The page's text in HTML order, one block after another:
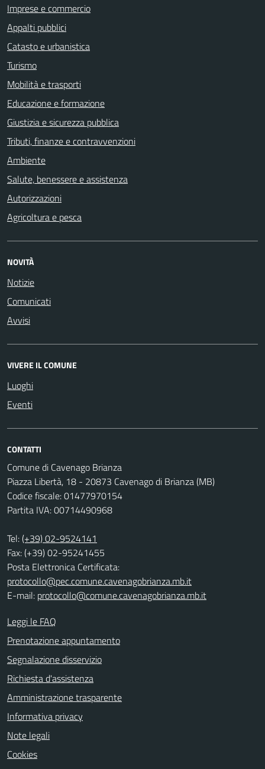
Imprese e commercio
Appalti pubblici
Catasto e urbanistica
Turismo
Mobilità e trasporti
Educazione e formazione
Giustizia e sicurezza pubblica
Tributi, finanze e contravvenzioni
Ambiente
Salute, benessere e assistenza
Autorizzazioni
Agricoltura e pesca
NOVITÀ
Notizie
Comunicati
Avvisi
VIVERE IL COMUNE
Luoghi
Eventi
CONTATTI
Comune di Cavenago Brianza
Piazza Libertà, 18 - 20873 Cavenago di Brianza (MB)
Codice fiscale: 01477970154
Partita IVA: 00714490968
Tel:(+39) 02-9524141
Fax: (+39) 02-95241455
Posta Elettronica Certificata:
protocollo@pec.comune.cavenagobrianza.mb.it
E-mail: protocollo@comune.cavenagobrianza.mb.it
Leggi le FAQ
Prenotazione appuntamento
Segnalazione disservizio
Richiesta d'assistenza
Amministrazione trasparente
Informativa privacy
Note legali
Cookies